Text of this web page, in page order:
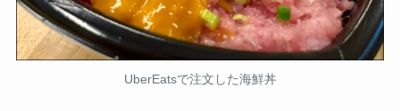
UberEatsで注文した海鮮丼